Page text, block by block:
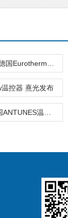
控器 熹光发布